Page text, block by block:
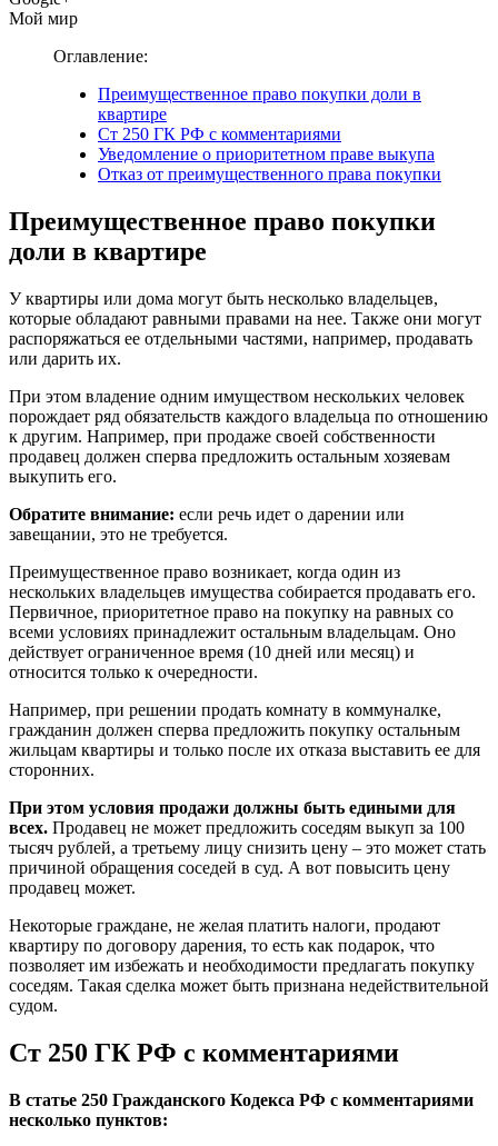
Мой мир
Оглавление:
Преимущественное право покупки доли в
квартире
Ст 250 ГК РФ с комментариями
Уведомление о приоритетном праве выкупа
Отказ от преимущественного права покупки
Преимущественное право покупки
доли в квартире
У квартиры или дома могут быть несколько владельцев,
которые обладают равными правами на нее. Также они могут
распоряжаться ее отдельными частями, например, продавать
или дарить их.
При этом владение одним имуществом нескольких человек
порождает ряд обязательств каждого владельца по отношению
к другим. Например, при продаже своей собственности
продавец должен сперва предложить остальным хозяевам
выкупить его.
Обратите внимание: если речь идет о дарении или
завещании, это не требуется.
Преимущественное право возникает, когда один из
нескольких владельцев имущества собирается продавать его.
Первичное, приоритетное право на покупку на равных со
всеми условиях принадлежит остальным владельцам. Оно
действует ограниченное время (10 дней или месяц) и
относится только к очередности.
Например, при решении продать комнату в коммуналке,
гражданин должен сперва предложить покупку остальным
жильцам квартиры и только после их отказа выставить ее для
сторонних.
При этом условия продажи должны быть едиными для
всех. Продавец не может предложить соседям выкуп за 100
тысяч рублей, а третьему лицу снизить цену – это может стать
причиной обращения соседей в суд. А вот повысить цену
продавец может.
Некоторые граждане, не желая платить налоги, продают
квартиру по договору дарения, то есть как подарок, что
позволяет им избежать и необходимости предлагать покупку
соседям. Такая сделка может быть признана недействительной
судом.
Ст 250 ГК РФ с комментариями
В статье 250 Гражданского Кодекса РФ с комментариями
несколько пунктов: